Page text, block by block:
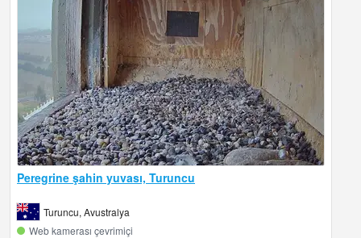
Peregrine şahin yuvası, Turuncu
Turuncu, Avustralya
Web kamerası çevrimiçi